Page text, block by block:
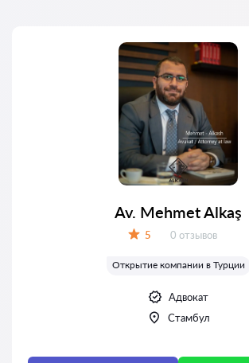
Av. Mehmet Alkaş
5 Отзывов:
0 отзывов
Открытие компании в Турции
Адвокат
Стамбул